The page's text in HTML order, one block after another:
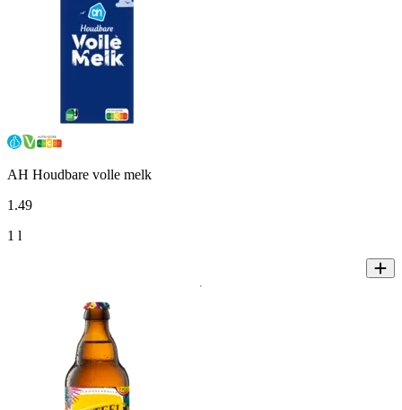
AH Houdbare volle melk
1 .49
1 l